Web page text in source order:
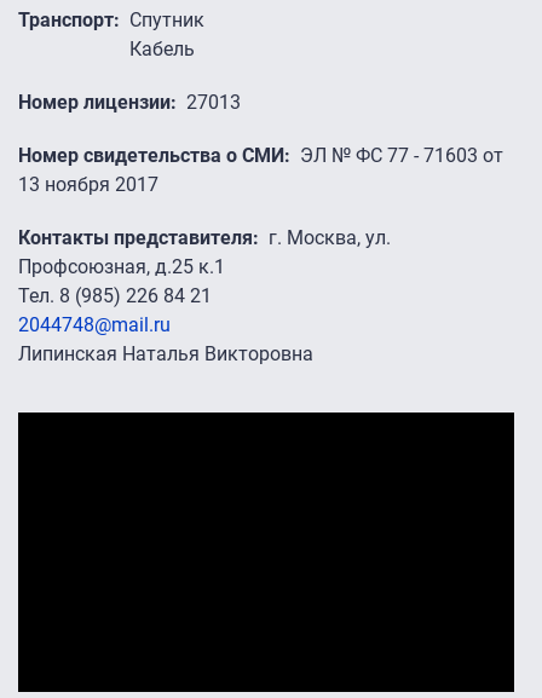
Транспорт
Спутник
Кабель
Номер лицензии 27013
Номер свидетельства о СМИ
ЭЛ № ФС 77 - 71603 от
13 ноября 2017
Контакты представителя
г. Москва, ул.
Профсоюзная, д.25 к.1
Тел. 8 (985) 226 84 21
2044748@mail.ru
Липинская Наталья Викторовна